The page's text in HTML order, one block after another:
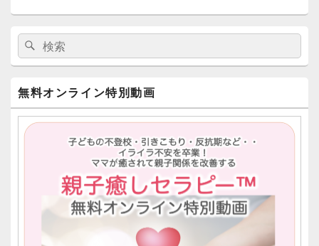
ン
サ
ド
バ
ー
検
索:
検
索
無料オンライン特別動画